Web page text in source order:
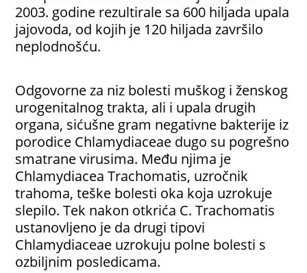
2003. godine rezultirale sa 600 hiljada upala
jajovoda, od kojih je 120 hiljada završilo
neplodnošću.
Odgovorne za niz bolesti muškog i ženskog
urogenitalnog trakta, ali i upala drugih
organa, sićušne gram negativne bakterije iz
porodice Chlamydiaceae dugo su pogrešno
smatrane virusima. Među njima je
Chlamydiacea Trachomatis, uzročnik
trahoma, teške bolesti oka koja uzrokuje
slepilo. Tek nakon otkrića C. Trachomatis
ustanovljeno je da drugi tipovi
Chlamydiaceae uzrokuju polne bolesti s
ozbiljnim posledicama.